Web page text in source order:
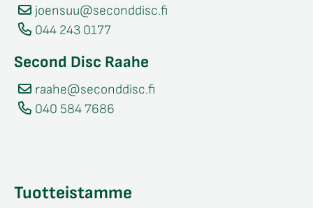
joensuu@seconddisc.fi
044 243 0177
Second Disc Raahe
raahe@seconddisc.fi
040 584 7686
Tuotteistamme